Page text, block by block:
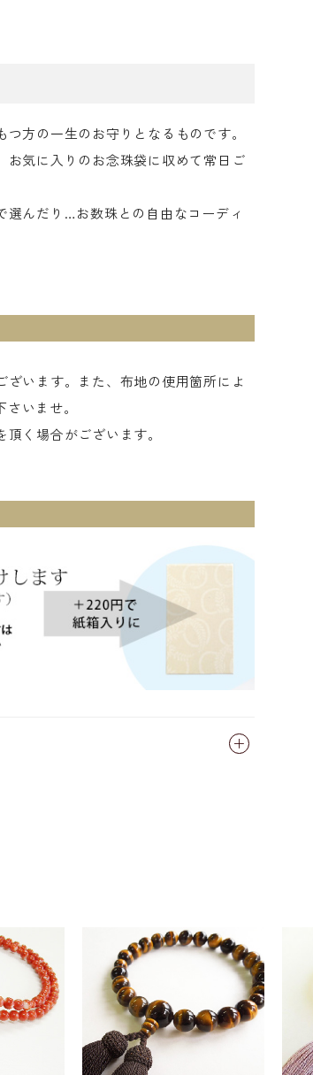
方の一生のお守りとなるものです。
気に入りのお念珠袋に収めて常日ご
選んだり…お数珠との自由なコーディ
います。また、布地の使用箇所によ
いませ。
く場合がございます。